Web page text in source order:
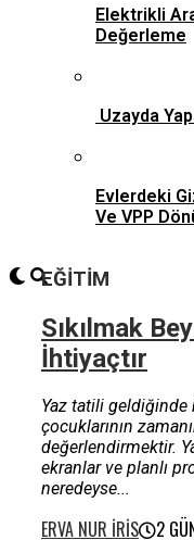
Elektrikli
Değerleme
Uzayda
Evlerdeki
Ve VPP
EĞITIM
Sıkılmak
İhtiyaçtır
Yaz tatili
çocuklarının
değerlendirmektir.
ekranlar ve planlı
neredeyse...
ERVA NUR İRIS 2